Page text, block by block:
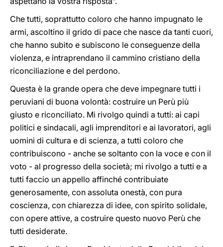
Che tutti, soprattutto coloro che hanno impugnato le
armi, ascoltino il grido di pace che nasce da tanti cuori,
che hanno subìto e subiscono le conseguenze della
violenza, e intraprendano il cammino cristiano della
riconciliazione e del perdono.
Questa è la grande opera che deve impegnare tutti i
peruviani di buona volontà: costruire un Perù più
giusto e riconciliato. Mi rivolgo quindi a tutti: ai capi
politici e sindacali, agli imprenditori e ai lavoratori, agli
uomini di cultura e di scienza, a tutti coloro che
contribuiscono - anche se soltanto con la voce e con il
voto - al progresso della società; mi rivolgo a tutti e a
tutti faccio un appello affinché contribuiate
generosamente, con assoluta onestà, con pura
coscienza, con chiarezza di idee, con spirito solidale,
con opere attive, a costruire questo nuovo Perù che
tutti desiderate.